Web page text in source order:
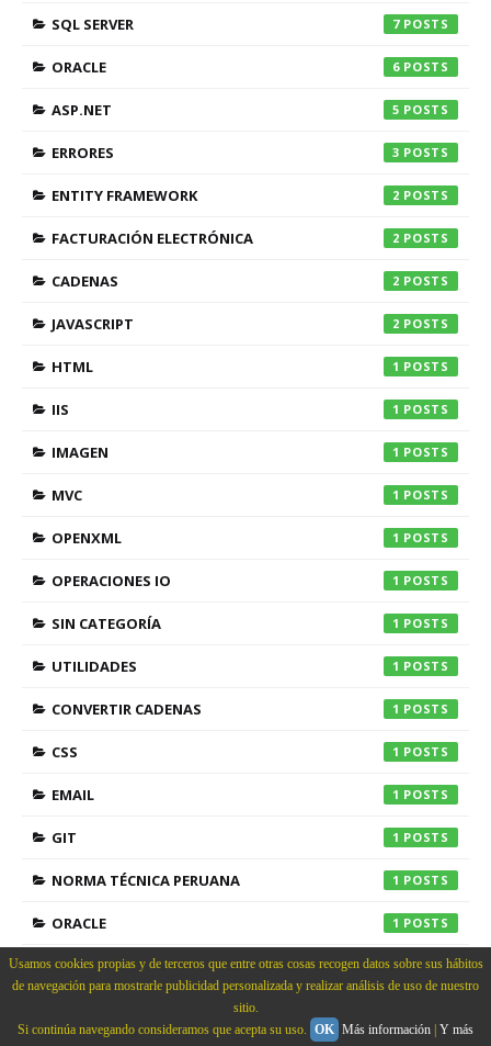
SQL SERVER 7
ORACLE 6
ASP.NET 5
ERRORES 3
ENTITY FRAMEWORK 2
FACTURACIÓN ELECTRÓNICA 2
CADENAS 2
JAVASCRIPT 2
HTML 1
IIS 1
IMAGEN 1
MVC 1
OPENXML 1
OPERACIONES IO 1
SIN CATEGORÍA 1
UTILIDADES 1
CONVERTIR CADENAS 1
CSS 1
EMAIL 1
GIT 1
NORMA TÉCNICA PERUANA 1
ORACLE 1
PRODUCTO 1
Usamos cookies propias y de terceros que entre otras cosas recogen datos sobre sus hábitos
de navegación para mostrarle publicidad personalizada y realizar análisis de uso de nuestro
sitio.
Si continúa navegando consideramos que acepta su uso. OK Más información Y más